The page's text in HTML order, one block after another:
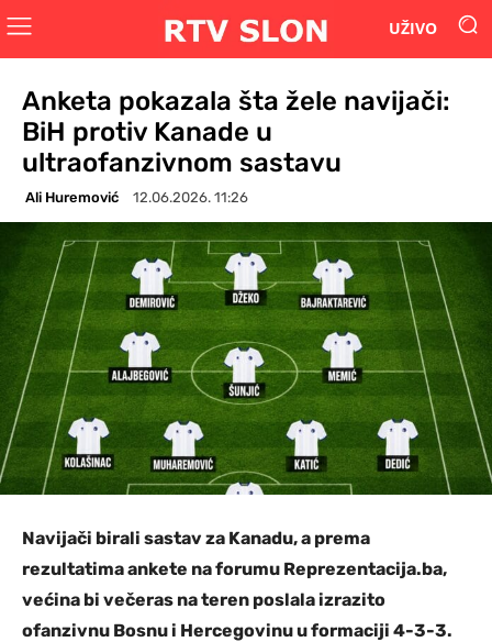
UŽIVO
Anketa pokazala šta žele navijači:
BiH protiv Kanade u
ultraofanzivnom sastavu
Ali Huremović 12.06.2026. 11:26
Navijači birali sastav za Kanadu, a prema
rezultatima ankete na forumu Reprezentacija.ba,
većina bi večeras na teren poslala izrazito
ofanzivnu Bosnu i Hercegovinu u formaciji 4-3-3.